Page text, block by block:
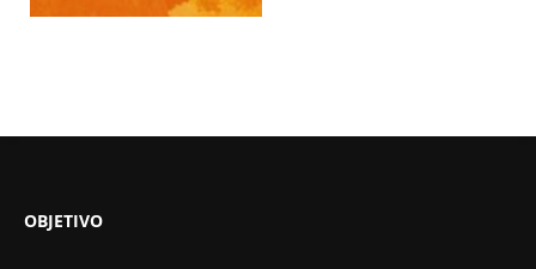
OBJETIVO